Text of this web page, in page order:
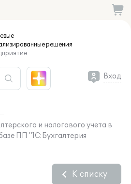
решения
Вход
и налогового учета в
ПП "1С:Бухгалтерия
К списку